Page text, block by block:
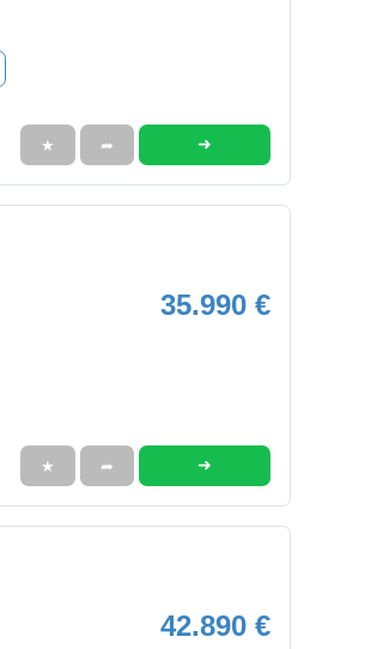
★ ➦ ➜
35.990 €
★ ➦ ➜
42.890 €